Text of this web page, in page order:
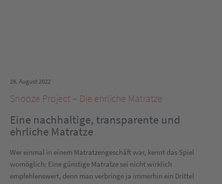
28. August 2022
Snooze Project – Die ehrliche Matratze
Eine nachhaltige, transparente und
ehrliche Matratze
Wer einmal in einem Matratzengeschäft war, kennt das Spiel
womöglich: Eine günstige Matratze sei nicht wirklich
empfehlenswert, denn man verbringe ja immerhin ein Drittel